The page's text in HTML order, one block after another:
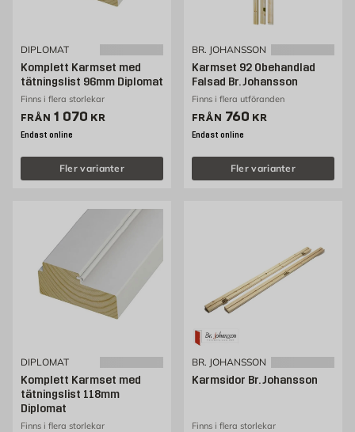
DIPLOMAT
Komplett Karmset med
tätningslist 96mm Diplomat
Finns i flera storlekar
FRÅN Pris 1070 kr
1 070 KR
Endast online
Fler varianter
BR. JOHANSSON
Karmset 92 Obehandlad
Falsad Br. Johansson
Finns i flera utföranden
FRÅN Pris 760 kr
760 KR
Endast online
Fler varianter
DIPLOMAT
Komplett Karmset med
tätningslist 118mm
Diplomat
Finns i flera storlekar
BR. JOHANSSON
Karmsidor Br. Johansson
Finns i flera storlekar